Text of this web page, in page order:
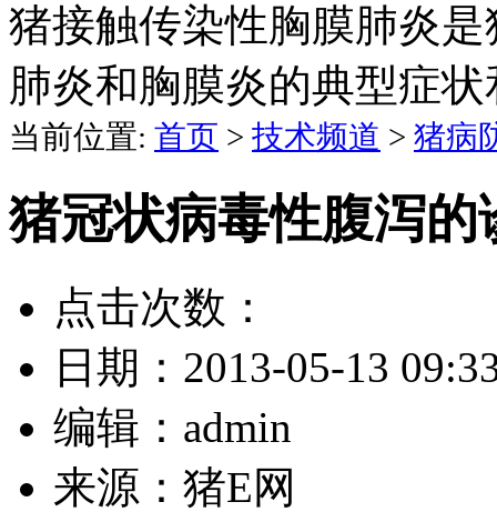
猪接触传染性胸膜肺炎
肺炎和胸膜炎的典型症状
当前位置: 首页 > 技术频道 > 猪病
猪冠状病毒性腹泻
点击次数：
日期： 2013-05-13
编辑： admin
来源： 猪E网